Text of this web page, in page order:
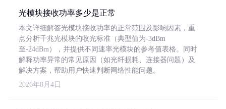
光模块接收功率多少是正常
本文详细解答光模块接收功率的正常范围及影响因素，重
点分析千兆光模块的收光标准（典型值为-3dBm
至-24dBm），并提供不同速率光模块的参考值表格。同时
解释功率异常的常见原因（如光纤损耗、连接器问题）及
解决方案，帮助用户快速判断网络性能问题。
2026年8月4日